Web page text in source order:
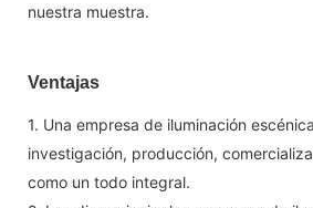
nuestra muestra.
Ventajas
1. Una empresa de iluminación
investigación, producción,
como un todo integral.